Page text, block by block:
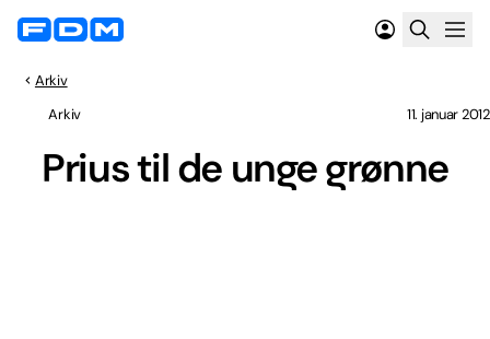
Arkiv
Prius til de unge grønne
Arkiv 11. januar 2012